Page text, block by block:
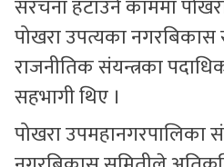
संरचना हटाउने काममा
पोखरा उपत्यका नगरबिकास
राजनीतिक संयन्त्रका
सहभागी थिए ।
पोखरा उपमहानगरपालिका